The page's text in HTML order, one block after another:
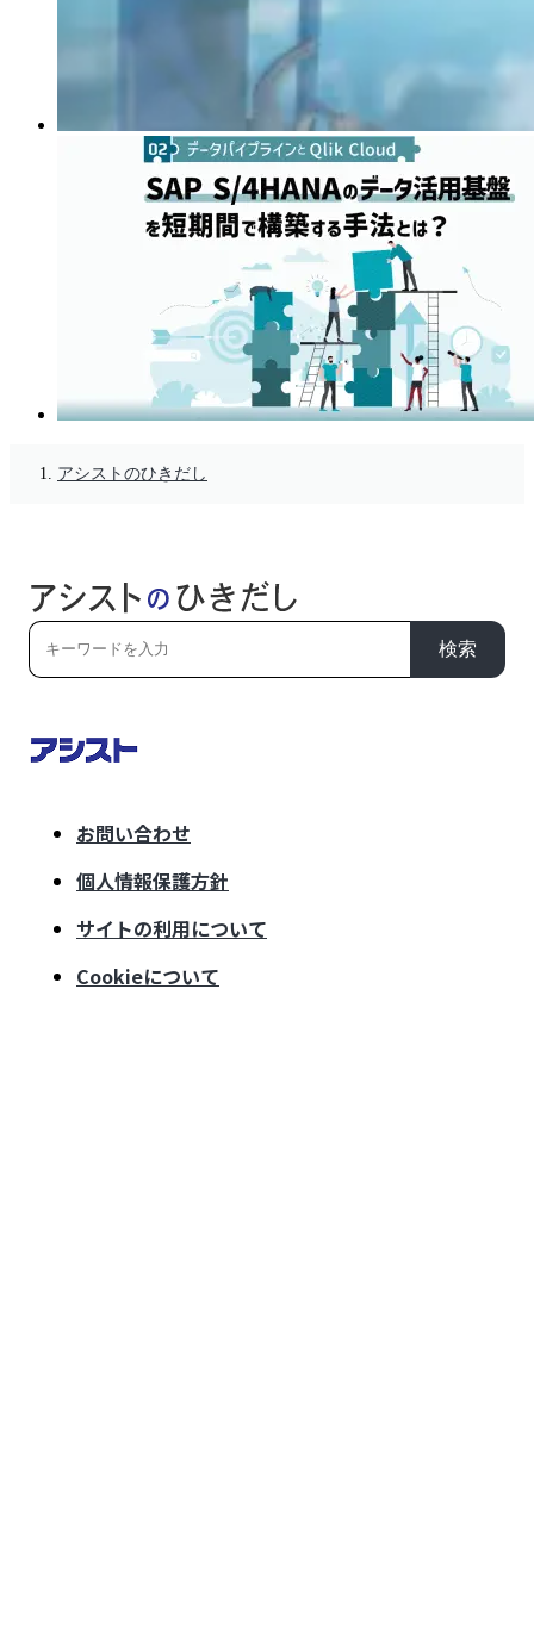
アシストのひきだし
検索
お問い合わせ
個人情報保護方針
サイトの利用について
Cookieについて